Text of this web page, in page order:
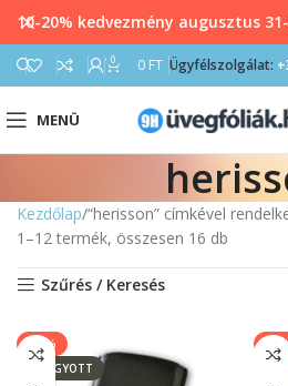
0 0 FT Ügyfélszolgálat:
MENÜ
Kezdőlap “herisson” címkével
1–12 termék, összesen 16 db
Szűrés / Keresés
-14%
ELFOGYOTT
-
10-20% kedvezmény augusztus